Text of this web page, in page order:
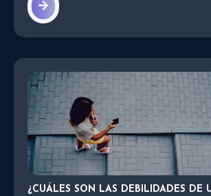
¿CUÁLES SON LAS DEBILIDADES DE